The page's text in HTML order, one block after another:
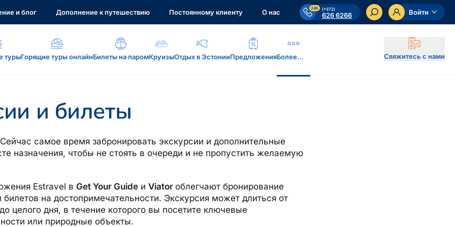
и блог Дополнение к путешествию Постоянному клиенту О нас 24h (+372)
626 6266 Войти
турыГорящие туры онлайнБилеты на паромКруизыОтдых в ЭстонииПредложенияБолее… Свяжитесь с нами
reisikaubad.ee, Airalo eSim...
и билеты
самое время забронировать экскурсии и дополнительные
назначения, чтобы не стоять в очереди и не пропустить желаемую
Estravel в Get Your Guide и Viator облегчают бронирование
билетов на достопримечательности. Экскурсия может длиться от
целого дня, в течение которого вы посетите ключевые
или природные объекты.